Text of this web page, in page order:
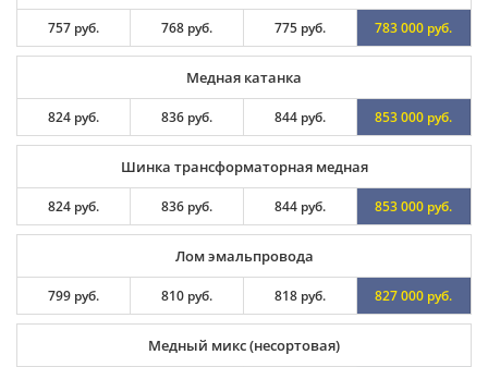
757 руб. 768 руб. 775 руб. 783 000 руб.
Медная катанка
824 руб. 836 руб. 844 руб. 853 000 руб.
Шинка трансформаторная медная
824 руб. 836 руб. 844 руб. 853 000 руб.
Лом эмальпровода
799 руб. 810 руб. 818 руб. 827 000 руб.
Медный микс (несортовая)